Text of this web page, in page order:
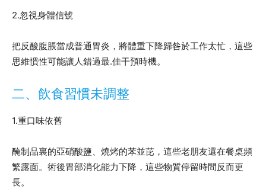
2.忽視身體信號
把反酸腹脹當成普通胃炎，將體重下降歸咎於工作太忙，這些
思維慣性可能讓人錯過最.佳干預時機。
二、飲食習慣未調整
1.重口味依舊
醃制品裏的亞硝酸鹽、燒烤的苯並芘，這些老朋友還在餐桌頻
繁露面。術後胃部消化能力下降，這些物質停留時間反而更
長。